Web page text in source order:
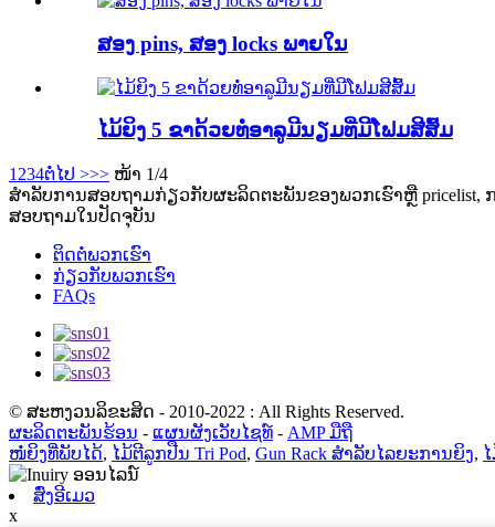
ສອງ pins, ສອງ locks ພາຍໃນ
ໄມ້ຍິງ 5 ຂາດ້ວຍທໍ່ອາລູມີນຽມທີ່ມີໂຟມສີສົ້ມ
1 234ຕໍ່ໄປ >>> ໜ້າ 1/4
ສໍາ​ລັບ​ການ​ສອບ​ຖາມ​ກ່ຽວ​ກັບ​ຜະ​ລິດ​ຕະ​ພັນ​ຂອງ​ພວກ​ເຮົາ​ຫຼື pricelist​,
ສອບ​ຖາມ​ໃນ​ປັດ​ຈຸ​ບັນ​
ຕິດຕໍ່ພວກເຮົາ
ກ່ຽວກັບພວກເຮົາ
FAQs
© ສະຫງວນລິຂະສິດ - 2010-2022 : All Rights Reserved.
ຜະລິດຕະພັນຮ້ອນ - ແຜນຜັງເວັບໄຊທ໌ - AMP ມືຖື
ໜໍ່ຍິງທີ່ພັບໄດ້, ໄມ້ຕີລູກປືນ Tri Pod, Gun Rack ສໍາລັບໄລຍະການຍິງ,
ສົ່ງອີເມວ
x